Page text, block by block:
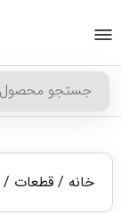
خانه / قطعات /